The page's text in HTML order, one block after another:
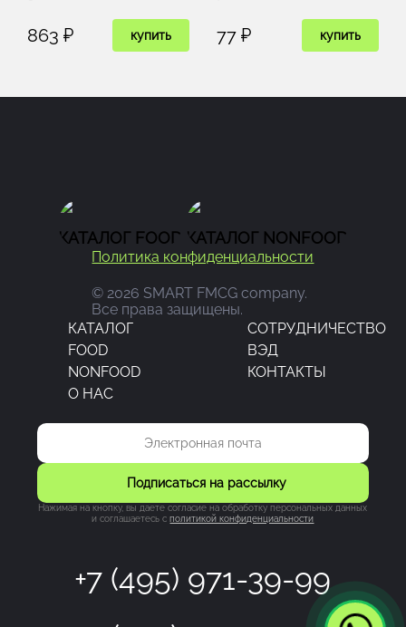
863 ₽ купить 77 ₽ купить
КАТАЛОГ FOOD КАТАЛОГ NONFOOD
Политика конфиденциальности
© 2026 SMART FMCG company.
Все права защищены.
КАТАЛОГ
CОТРУДНИЧЕСТВО
FOOD
ВЭД
NONFOOD
КОНТАКТЫ
О НАС
+7 (495) 971-39-99
Подписаться на рассылку
Нажимая на кнопку, вы даете согласие на обработку персональных данных
и соглашаетесь cполитикой конфиденциальности